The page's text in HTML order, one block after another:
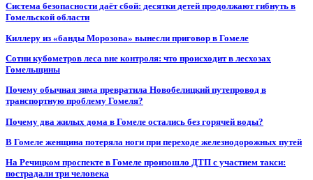
Система безопасности даёт сбой: десятки детей продолжают гибнуть в
Гомельской области
Киллеру из «банды Морозова» вынесли приговор в Гомеле
Сотни кубометров леса вне контроля: что происходит в лесхозах
Гомельщины
Почему обычная зима превратила Новобелицкий путепровод в
транспортную проблему Гомеля?
Почему два жилых дома в Гомеле остались без горячей воды?
В Гомеле женщина потеряла ноги при переходе железнодорожных путей
На Речицком проспекте в Гомеле произошло ДТП с участием такси:
пострадали три человека